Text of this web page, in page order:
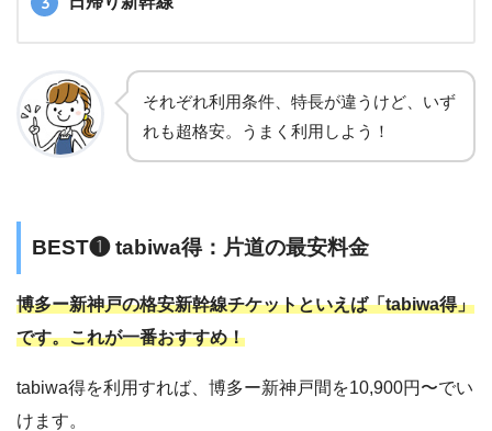
それぞれ利用条件、特長が違うけど、いず
れも超格安。うまく利用しよう！
BEST❶ tabiwa得：片道の最安料金
博多ー新神戸の格安新幹線チケットといえば「tabiwa得」
です。これが一番おすすめ！
tabiwa得を利用すれば、博多ー新神戸間を10,900円〜でい
けます。